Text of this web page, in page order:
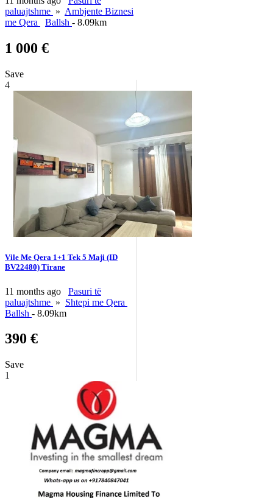
paluajtshme » Ambjente Biznesi
me Qera
Ballsh - 8.09km
1 000 €
Save
4
Vile Me Qera 1+1 Tek 5 Maji (ID
BV22480) Tirane
11 months ago
Pasuri të
paluajtshme » Shtepi me Qera
Ballsh - 8.09km
390 €
Save
1